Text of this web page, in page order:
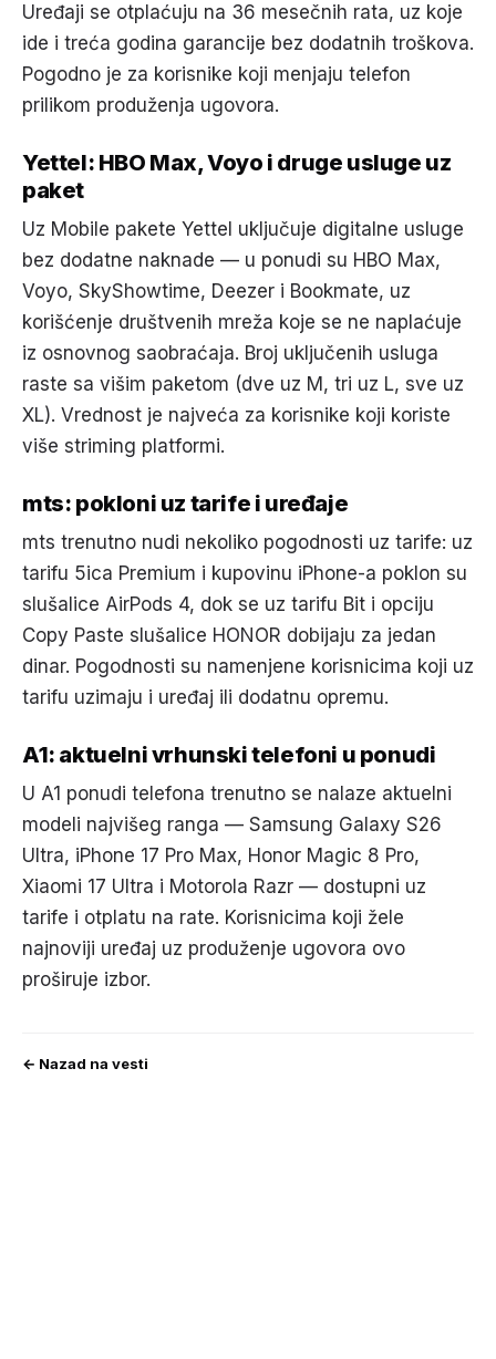
Uređaji se otplaćuju na 36 mesečnih rata, uz koje
ide i treća godina garancije bez dodatnih troškova.
Pogodno je za korisnike koji menjaju telefon
prilikom produženja ugovora.
Yettel: HBO Max, Voyo i druge usluge uz
paket
Uz Mobile pakete Yettel uključuje digitalne usluge
bez dodatne naknade — u ponudi su HBO Max,
Voyo, SkyShowtime, Deezer i Bookmate, uz
korišćenje društvenih mreža koje se ne naplaćuje
iz osnovnog saobraćaja. Broj uključenih usluga
raste sa višim paketom (dve uz M, tri uz L, sve uz
XL). Vrednost je najveća za korisnike koji koriste
više striming platformi.
mts: pokloni uz tarife i uređaje
mts trenutno nudi nekoliko pogodnosti uz tarife: uz
tarifu 5ica Premium i kupovinu iPhone-a poklon su
slušalice AirPods 4, dok se uz tarifu Bit i opciju
Copy Paste slušalice HONOR dobijaju za jedan
dinar. Pogodnosti su namenjene korisnicima koji uz
tarifu uzimaju i uređaj ili dodatnu opremu.
A1: aktuelni vrhunski telefoni u ponudi
U A1 ponudi telefona trenutno se nalaze aktuelni
modeli najvišeg ranga — Samsung Galaxy S26
Ultra, iPhone 17 Pro Max, Honor Magic 8 Pro,
Xiaomi 17 Ultra i Motorola Razr — dostupni uz
tarife i otplatu na rate. Korisnicima koji žele
najnoviji uređaj uz produženje ugovora ovo
proširuje izbor.
← Nazad na vesti